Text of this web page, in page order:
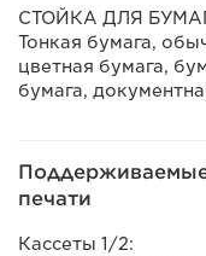
СТОЙКА ДЛЯ
Тонкая бумага,
цветная бумага,
бумага,
печати
Кассеты 1/2: